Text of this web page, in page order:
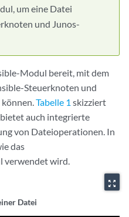
um eine Datei
und Junos-
Modul bereit, mit dem
Steuerknoten und
Tabelle 1 skizziert
auch integrierte
von Dateioperationen. In
das
verwendet wird.
zoom_out_map
Datei